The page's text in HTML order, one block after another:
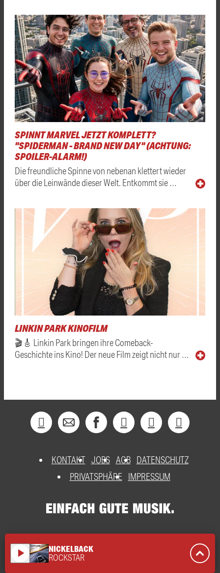
SPINNT MARVEL JETZT KOMPLETT?
"SPIDERMAN - BRAND NEW DAY" (ACHTUNG:
SPOILER-ALARM!)
Die freundliche Spinne von nebenan klettert wieder
über die Leinwände dieser Welt. Entkommt sie …
LINKIN PARK KINOFILM
🎬🎸 Linkin Park bringen ihre Comeback-
Geschichte ins Kino! Der neue Film zeigt nicht nur …
KONTAKT JOBS AGB DATENSCHUTZ
PRIVATSPHÄRE
IMPRESSUM
play_arrow NICKELBACK
ROCKSTAR